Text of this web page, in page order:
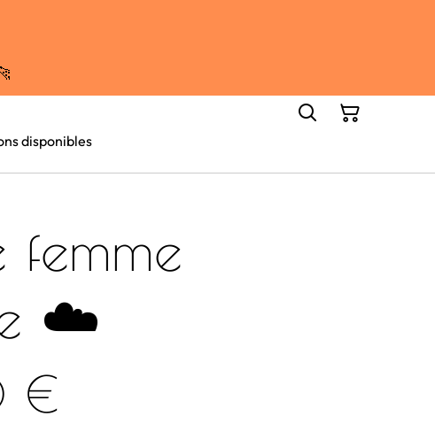
disponibles
femme
☁️
€